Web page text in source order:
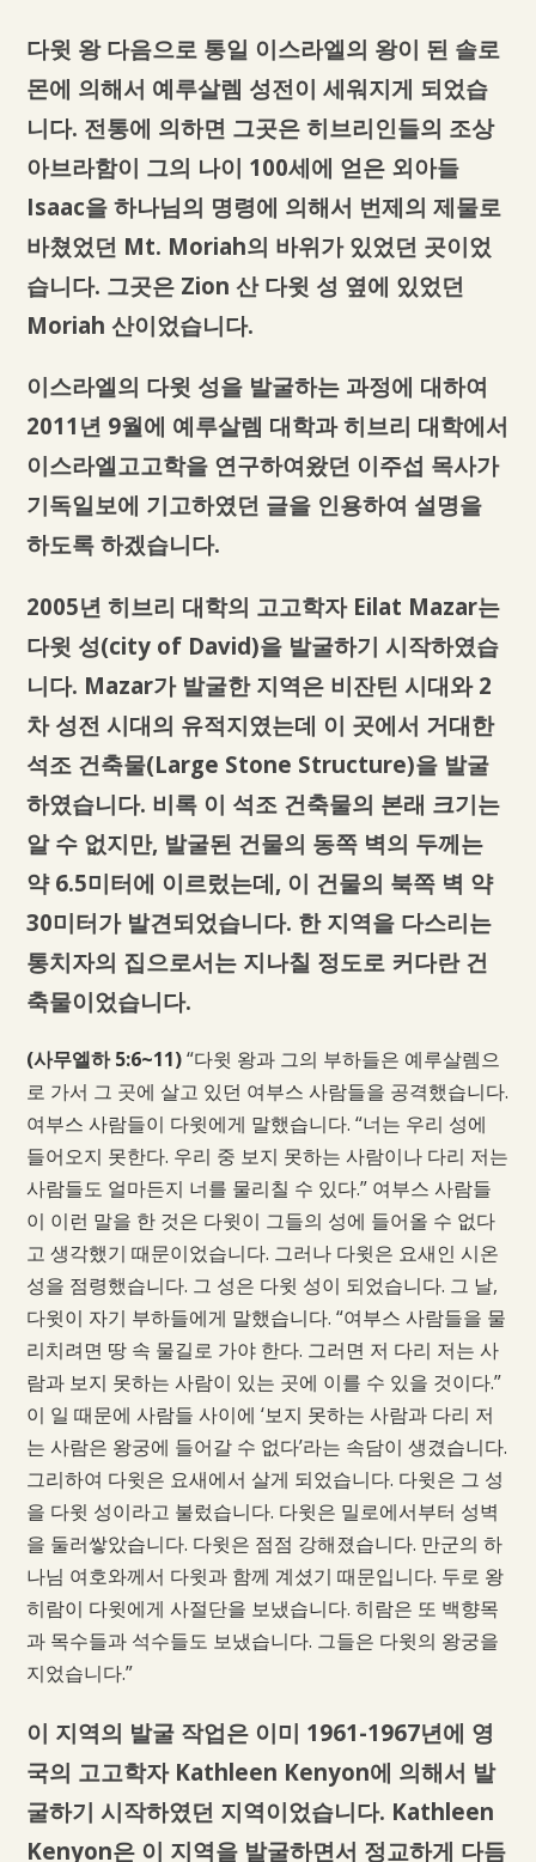
다윗 왕 다음으로 통일 이스라엘의 왕이 된 솔로
몬에 의해서 예루살렘 성전이 세워지게 되었습
니다. 전통에 의하면 그곳은 히브리인들의 조상
아브라함이 그의 나이 100세에 얻은 외아들
Isaac을 하나님의 명령에 의해서 번제의 제물로
바쳤었던 Mt. Moriah의 바위가 있었던 곳이었
습니다. 그곳은 Zion 산 다윗 성 옆에 있었던
Moriah 산이었습니다.
이스라엘의 다윗 성을 발굴하는 과정에 대하여
2011년 9월에 예루살렘 대학과 히브리 대학에서
이스라엘고고학을 연구하여왔던 이주섭 목사가
기독일보에 기고하였던 글을 인용하여 설명을
하도록 하겠습니다.
2005년 히브리 대학의 고고학자 Eilat Mazar는
다윗 성(city of David)을 발굴하기 시작하였습
니다. Mazar가 발굴한 지역은 비잔틴 시대와 2
차 성전 시대의 유적지였는데 이 곳에서 거대한
석조 건축물(Large Stone Structure)을 발굴
하였습니다. 비록 이 석조 건축물의 본래 크기는
알 수 없지만, 발굴된 건물의 동쪽 벽의 두께는
약 6.5미터에 이르렀는데, 이 건물의 북쪽 벽 약
30미터가 발견되었습니다. 한 지역을 다스리는
통치자의 집으로서는 지나칠 정도로 커다란 건
축물이었습니다.
(사무엘하 5:6~11)“다윗 왕과 그의 부하들은 예루살렘으
로 가서 그 곳에 살고 있던 여부스 사람들을 공격했습니다.
여부스 사람들이 다윗에게 말했습니다. “너는 우리 성에
들어오지 못한다. 우리 중 보지 못하는 사람이나 다리 저는
사람들도 얼마든지 너를 물리칠 수 있다.” 여부스 사람들
이 이런 말을 한 것은 다윗이 그들의 성에 들어올 수 없다
고 생각했기 때문이었습니다. 그러나 다윗은 요새인 시온
성을 점령했습니다. 그 성은 다윗 성이 되었습니다. 그 날,
다윗이 자기 부하들에게 말했습니다. “여부스 사람들을 물
리치려면 땅 속 물길로 가야 한다. 그러면 저 다리 저는 사
람과 보지 못하는 사람이 있는 곳에 이를 수 있을 것이다.”
이 일 때문에 사람들 사이에 ‘보지 못하는 사람과 다리 저
는 사람은 왕궁에 들어갈 수 없다’라는 속담이 생겼습니다.
그리하여 다윗은 요새에서 살게 되었습니다. 다윗은 그 성
을 다윗 성이라고 불렀습니다. 다윗은 밀로에서부터 성벽
을 둘러쌓았습니다. 다윗은 점점 강해졌습니다. 만군의 하
나님 여호와께서 다윗과 함께 계셨기 때문입니다. 두로 왕
히람이 다윗에게 사절단을 보냈습니다. 히람은 또 백향목
과 목수들과 석수들도 보냈습니다. 그들은 다윗의 왕궁을
지었습니다.”
이 지역의 발굴 작업은 이미 1961-1967년에 영
국의 고고학자 Kathleen Kenyon에 의해서 발
굴하기 시작하였던 지역이었습니다. Kathleen
Kenyon은 이 지역을 발굴하면서 정교하게 다듬